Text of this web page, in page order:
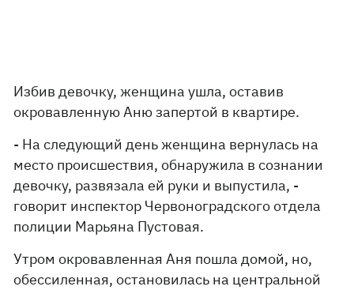
Избив девочку, женщина ушла, оставив
окровавленную Аню запертой в квартире.
- На следующий день женщина вернулась на
место происшествия, обнаружила в сознании
девочку, развязала ей руки и выпустила, -
говорит инспектор Червоноградского отдела
полиции Марьяна Пустовая.
Утром окровавленная Аня пошла домой, но,
обессиленная, остановилась на центральной